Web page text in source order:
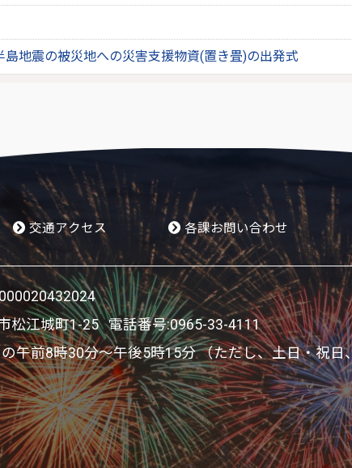
島地震の被災地への災害支援物資(置き畳)の出発式
交通アクセス 各課お問い合わせ
市役所 法人番号 9000020432024
〒866-8601 熊本県八代市松江城町1-25 電話番号:0965-33-4111
午前8時30分～午後5時15分 （ただし、土日・祝